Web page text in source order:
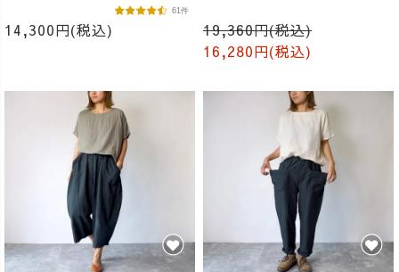
14,300円(税込)
61件
19,360円(税込)
16,280円(税込)